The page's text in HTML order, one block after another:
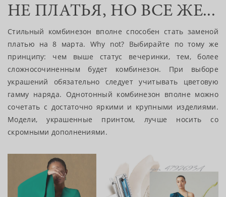
НЕ ПЛАТЬЯ, НО ВСЕ ЖЕ...
Стильный комбинезон вполне способен стать заменой
платью на 8 марта. Why not? Выбирайте по тому же
принципу: чем выше статус вечеринки, тем, более
сложносочиненным будет комбинезон. При выборе
украшений обязательно следует учитывать цветовую
гамму наряда. Однотонный комбинезон вполне можно
сочетать с достаточно яркими и крупными изделиями.
Модели, украшенные принтом, лучше носить со
скромными дополнениями.